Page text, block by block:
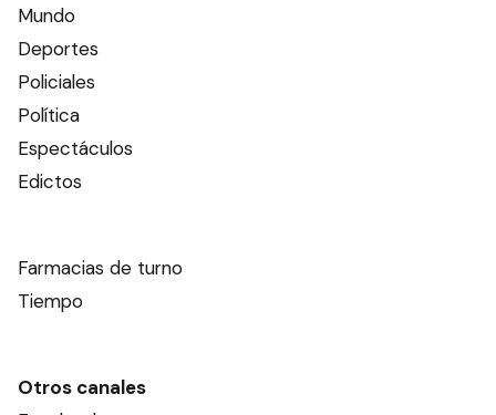
Mundo
Deportes
Policiales
Política
Espectáculos
Edictos
Farmacias de turno
Tiempo
Otros canales